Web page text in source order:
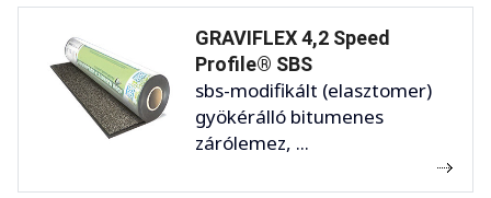
GRAVIFLEX 4,2 Speed
Profile® SBS
sbs-modifikált (elasztomer)
gyökérálló bitumenes
zárólemez, ...